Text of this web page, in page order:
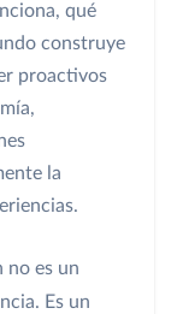
qué
construye
proactivos
la
no es un
Es un